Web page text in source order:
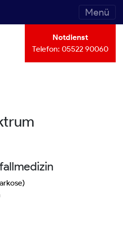
Menü
Notdienst
Telefon: 05522 90060